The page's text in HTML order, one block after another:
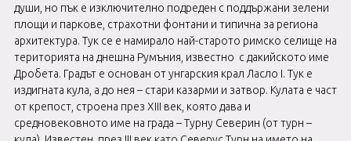
души, но пък е изключително подреден с поддържани зелени
площи и паркове, страхотни фонтани и типична за региона
архитектура. Тук се е намирало най-старото римско селище на
територията на днешна Румъния, известно с дакийското име
Дробета. Градът е основан от унгарския крал Ласло I. Тук е
издигната кула, а до нея – стари казарми и затвор. Кулата е част
от крепост, строена през XIII век, която дава и
средновековното име на града – Турну Северин (от турн –